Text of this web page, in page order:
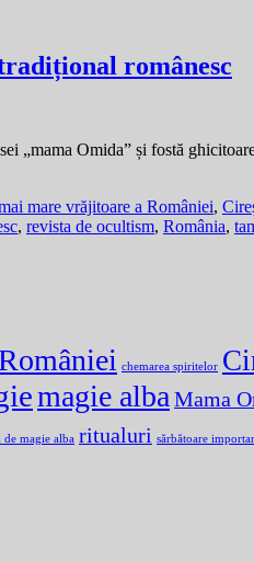
românesc
„mama Omida” și fostă
mare vrăjitoare a României,
, revista de ocultism, România,
chemarea spiritelor
magie alba Mama
de magie alba ritualuri sărbătoare